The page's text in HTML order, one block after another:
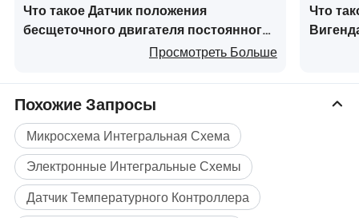
Что такое Датчик положения
бесщеточного двигателя постоянного
Просмотреть Больше
Что
Похожие Запросы
Микросхема Интегральная Схема
Электронные Интегральные Схемы
Датчик Температурного Контроллера